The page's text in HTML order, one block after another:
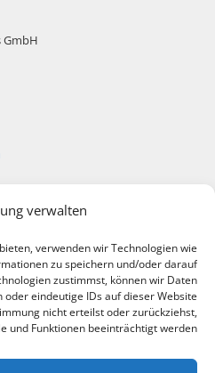
verwalten
verwenden wir Technologien wie
zu speichern und/oder darauf
zustimmst, können wir Daten
oder eindeutige IDs auf dieser Website
nicht erteilst oder zurückziehst,
und Funktionen beeinträchtigt werden.
GmbH
Wien, Österreich